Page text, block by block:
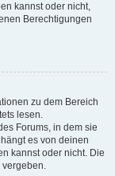
kannst oder nicht,
Berechtigungen
zu dem Bereich
lesen.
Forums, in dem sie
es von deinen
kannst oder nicht. Die
vergeben.